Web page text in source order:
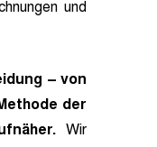
und
– von
der
Wir